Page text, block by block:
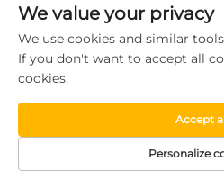
We value your privacy
We use cookies and similar
If you don't want to accept all
cookies.
Personalize
Accept